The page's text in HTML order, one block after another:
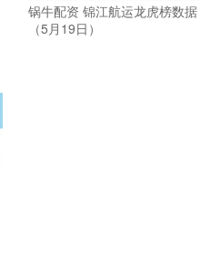
锅牛配资 锦江航运龙虎榜数据
（5月19日）